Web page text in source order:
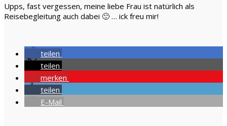
Upps, fast vergessen, meine liebe Frau ist natürlich als
Reisebegleitung auch dabei 🙂 … ick freu mir!
teilen
teilen
merken
teilen
E-Mail